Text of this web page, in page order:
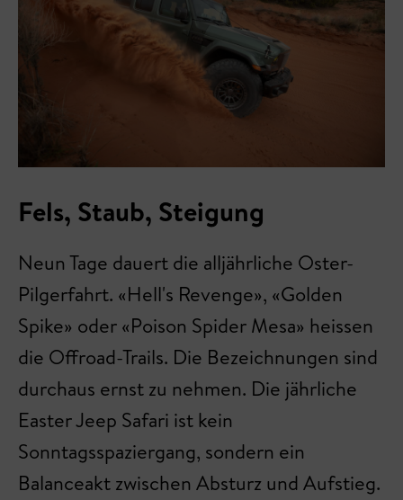
Fels, Staub, Steigung
Neun Tage dauert die alljährliche Oster-
Pilgerfahrt. «Hell's Revenge», «Golden
Spike» oder «Poison Spider Mesa» heissen
die Offroad-Trails. Die Bezeichnungen sind
durchaus ernst zu nehmen. Die jährliche
Easter Jeep Safari ist kein
Sonntagsspaziergang, sondern ein
Balanceakt zwischen Absturz und Aufstieg.